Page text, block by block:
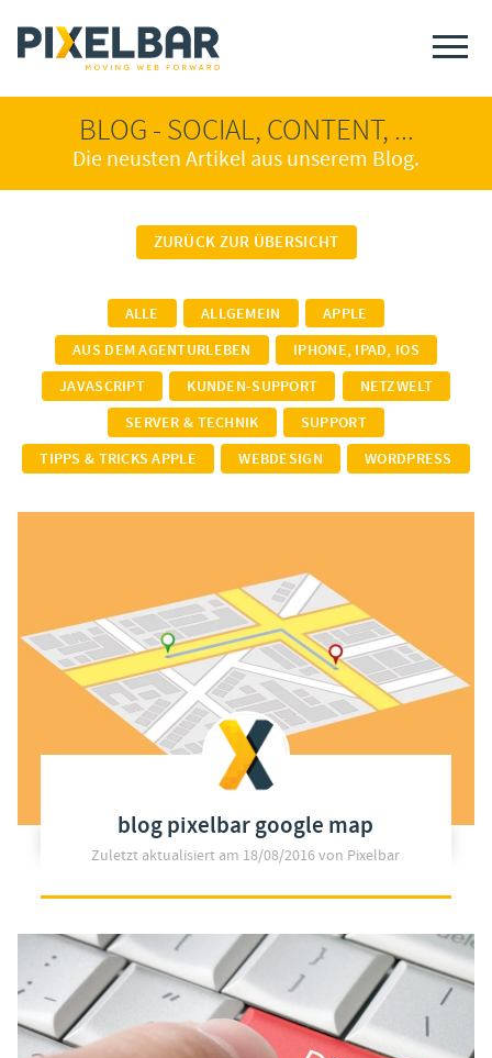
BLOG - SOCIAL, CONTENT, ...
Die neusten Artikel aus unserem Blog.
ZURÜCK ZUR ÜBERSICHT
ALLE ALLGEMEIN
APPLE
AUS DEM AGENTURLEBEN
IPHONE, IPAD, IOS
JAVASCRIPT
KUNDEN-SUPPORT
NETZWELT
SERVER & TECHNIK
SUPPORT
TIPPS & TRICKS APPLE
WEBDESIGN WORDPRESS
blog pixelbar google map
Zuletzt aktualisiert am 18/08/2016von Pixelbar